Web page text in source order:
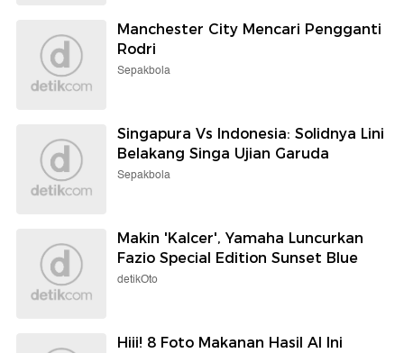
Manchester City Mencari Pengganti
Rodri
Sepakbola
Singapura Vs Indonesia: Solidnya Lini
Belakang Singa Ujian Garuda
Sepakbola
Makin 'Kalcer', Yamaha Luncurkan
Fazio Special Edition Sunset Blue
detikOto
Hiii! 8 Foto Makanan Hasil AI Ini